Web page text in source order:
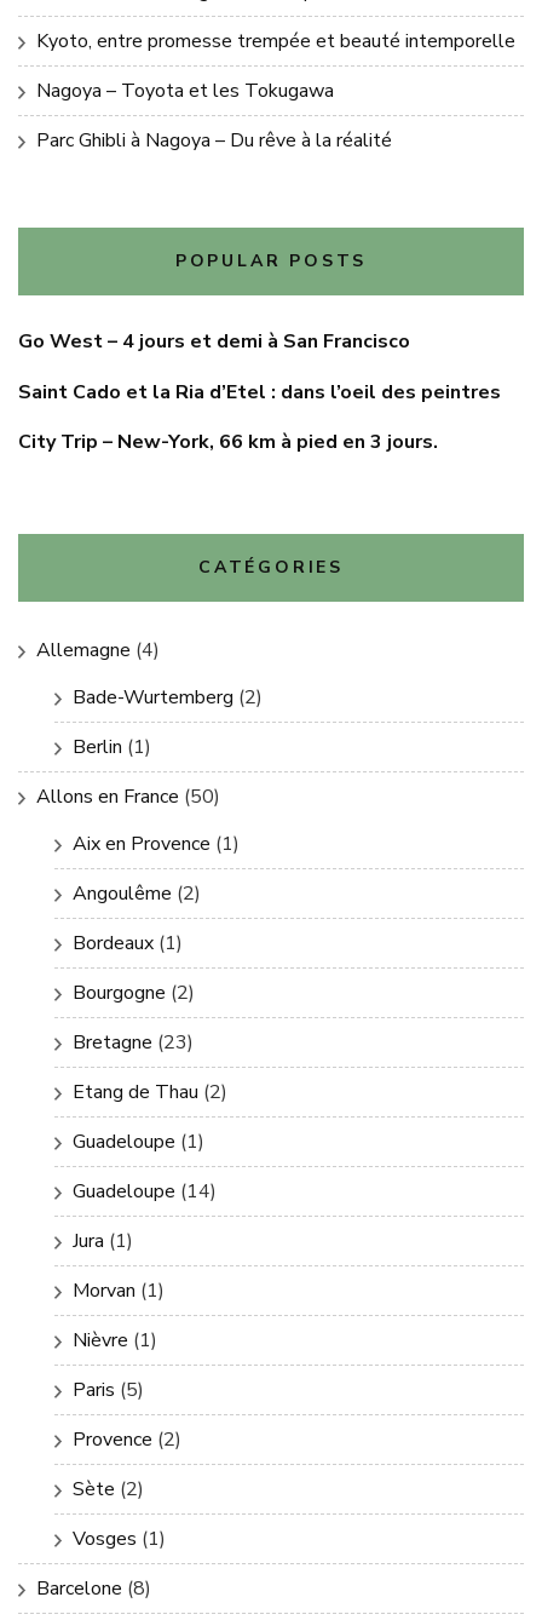
Kyoto, entre promesse trempée et beauté intemporelle
Nagoya – Toyota et les Tokugawa
Parc Ghibli à Nagoya – Du rêve à la réalité
POPULAR POSTS
Go West – 4 jours et demi à San Francisco
Saint Cado et la Ria d’Etel : dans l’oeil des peintres
City Trip – New-York, 66 km à pied en 3 jours.
CATÉGORIES
Allemagne (4)
Bade-Wurtemberg (2)
Berlin (1)
Allons en France (50)
Aix en Provence (1)
Angoulême (2)
Bordeaux (1)
Bourgogne (2)
Bretagne (23)
Etang de Thau (2)
Guadeloupe (1)
Guadeloupe (14)
Jura (1)
Morvan (1)
Nièvre (1)
Paris (5)
Provence (2)
Sète (2)
Vosges (1)
Barcelone (8)